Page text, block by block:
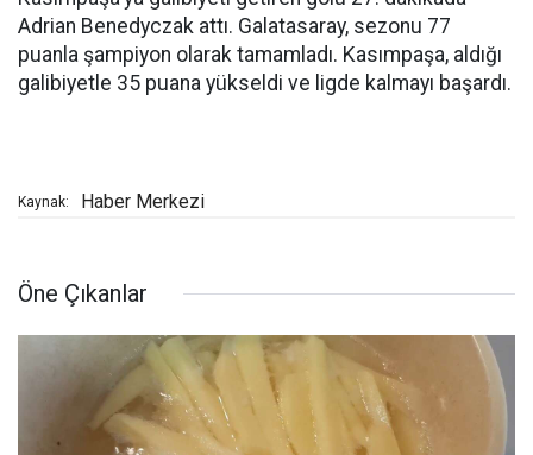
Adrian Benedyczak attı. Galatasaray, sezonu 77
puanla şampiyon olarak tamamladı. Kasımpaşa, aldığı
galibiyetle 35 puana yükseldi ve ligde kalmayı başardı.
Kaynak: Haber Merkezi
Öne Çıkanlar